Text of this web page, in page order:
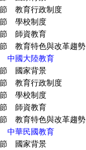
育行政制度
校制度
資教育
特色與改革趨勢
中國大陸教育
家背景
育行政制度
校制度
資教育
特色與改革趨勢
中華民國教育
家背景